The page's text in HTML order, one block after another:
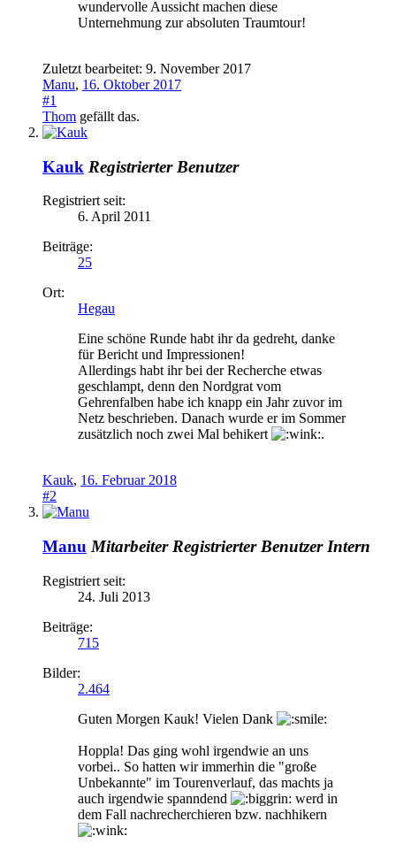
wundervolle Aussicht machen diese
Unternehmung zur absoluten Traumtour!
Zuletzt bearbeitet: 9. November 2017
Manu, 16. Oktober 2017
#1
Thom gefällt das.
Kauk Registrierter Benutzer
Registriert seit:
6. April 2011
Beiträge:
25
Ort:
Hegau
Eine schöne Runde habt ihr da gedreht, danke
für Bericht und Impressionen!
Allerdings habt ihr bei der Recherche etwas
geschlampt, denn den Nordgrat vom
Gehrenfalben habe ich knapp ein Jahr zuvor im
Netz beschrieben. Danach wurde er im Sommer
zusätzlich noch zwei Mal behikert
.
Kauk, 16. Februar 2018
#2
Manu Mitarbeiter Registrierter Benutzer Intern
Registriert seit:
24. Juli 2013
Beiträge:
715
Bilder:
2.464
Guten Morgen Kauk! Vielen Dank
Hoppla! Das ging wohl irgendwie an uns
vorbei.. So hatten wir immerhin die "große
Unbekannte" im Tourenverlauf, das machts ja
auch irgendwie spanndend
werd in
dem Fall nachrecherchieren bzw. nachhikern